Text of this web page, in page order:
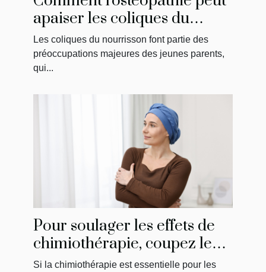
apaiser les coliques du
nourrisson ?
Les coliques du nourrisson font partie des
préoccupations majeures des jeunes parents,
qui...
Pour soulager les effets de
chimiothérapie, coupez le
feu avec Christelle Vançon !
Si la chimiothérapie est essentielle pour les